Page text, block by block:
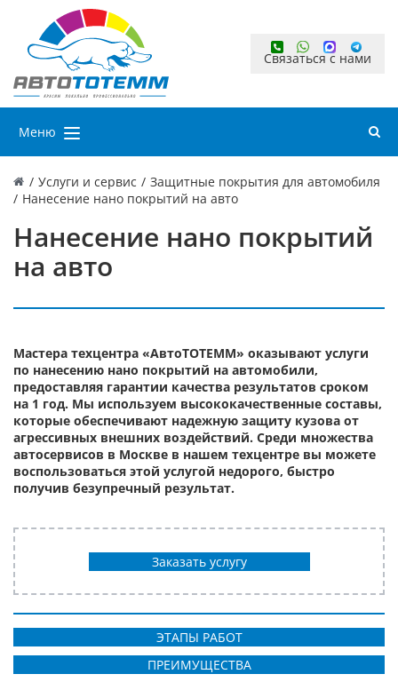
Связаться с нами
Меню
/ Услуги и сервис / Защитные покрытия для автомобиля
/ Нанесение нано покрытий на авто
Нанесение нано покрытий
на авто
Мастера техцентра «АвтоТОТЕММ» оказывают услуги
по нанесению нано покрытий на автомобили,
предоставляя гарантии качества результатов сроком
на 1 год. Мы используем высококачественные составы,
которые обеспечивают надежную защиту кузова от
агрессивных внешних воздействий. Среди множества
автосервисов в Москве в нашем техцентре вы можете
воспользоваться этой услугой недорого, быстро
получив безупречный результат.
Заказать услугу
ЭТАПЫ РАБОТ
ПРЕИМУЩЕСТВА